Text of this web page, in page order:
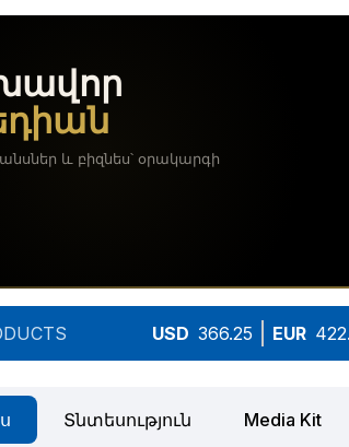
USD 366.25 EUR
Տնտեսություն Media Kit